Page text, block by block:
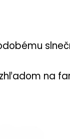
na